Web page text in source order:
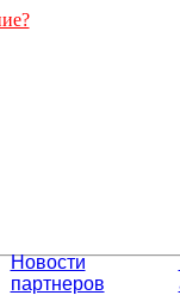
Новости
партнеров